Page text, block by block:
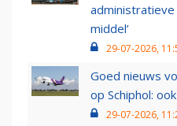
administratieve
middel’
29-07-2026,
Goed nieuws
op Schiphol:
29-07-2026,